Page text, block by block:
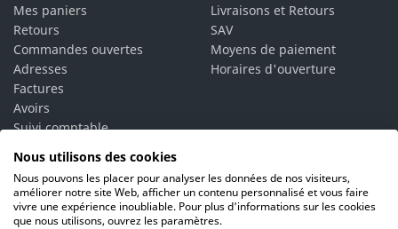
Mes paniers
Retours
Commandes ouvertes
Adresses
Factures
Avoirs
Suivi comptable
Vos alertes
Vos interlocuteurs
Livraisons et Retours
SAV
Moyens de paiement
Horaires d'ouverture
Nous utilisons des cookies
Nous pouvons les placer pour analyser les données de nos visiteurs,
améliorer notre site Web, afficher un contenu personnalisé et vous faire
vivre une expérience inoubliable. Pour plus d'informations sur les cookies
que nous utilisons, ouvrez les paramètres.